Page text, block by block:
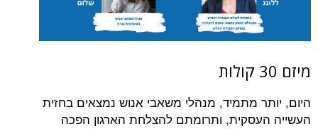
מיזם 30 קולות
היום, יותר מתמיד, מנהלי משאבי אנוש נמצאים בחזית
העשייה העסקית, ותרומתם להצלחת הארגון הפכה